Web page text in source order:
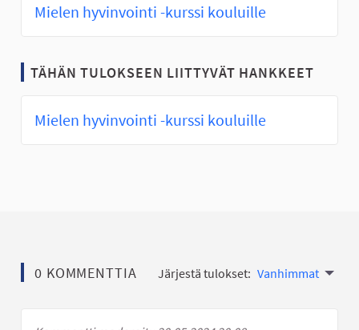
Mielen hyvinvointi -kurssi kouluille
TÄHÄN TULOKSEEN LIITTYVÄT HANKKEET
Mielen hyvinvointi -kurssi kouluille
0 KOMMENTTIA Järjestä tulokset: Vanhimmat